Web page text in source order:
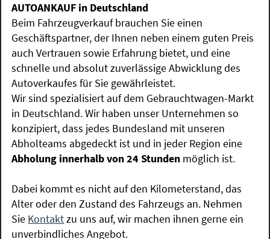
AUTOANKAUF in Deutschland
Beim Fahrzeugverkauf brauchen Sie einen
Geschäftspartner, der Ihnen neben einem guten Preis
auch Vertrauen sowie Erfahrung bietet, und eine
schnelle und absolut zuverlässige Abwicklung des
Autoverkaufes für Sie gewährleistet.
Wir sind spezialisiert auf dem Gebrauchtwagen-Markt
in Deutschland. Wir haben unser Unternehmen so
konzipiert, dass jedes Bundesland mit unseren
Abholteams abgedeckt ist und in jeder Region eine
Abholung innerhalb von 24 Stunden möglich ist.
Dabei kommt es nicht auf den Kilometerstand, das
Alter oder den Zustand des Fahrzeugs an. Nehmen
Sie Kontaktzu uns auf, wir machen ihnen gerne ein
unverbindliches Angebot.